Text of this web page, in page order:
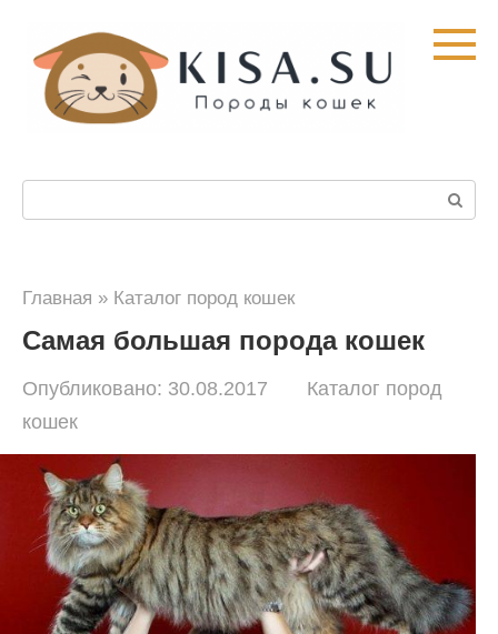
контенту
Главная » Каталог пород кошек
Самая большая порода кошек
Опубликовано: 30.08.2017
Каталог пород
кошек